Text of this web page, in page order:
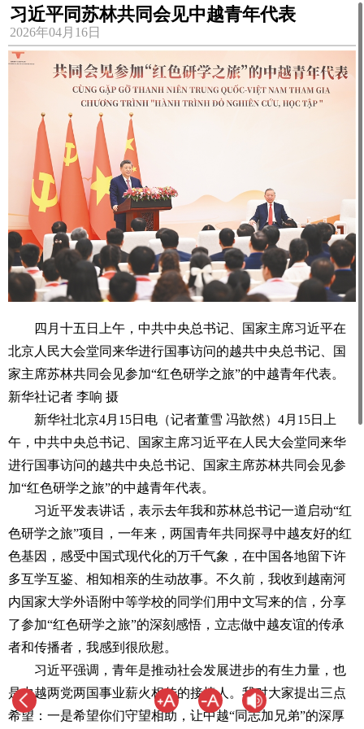
习近平同苏林共同会见中越青年代表
2026年04月16日
四月十五日上午，中共中央总书记、国家主席习近平在
北京人民大会堂同来华进行国事访问的越共中央总书记、国
家主席苏林共同会见参加“红色研学之旅”的中越青年代表。
新华社记者 李响 摄
新华社北京4月15日电（记者董雪 冯歆然）4月15日上
午，中共中央总书记、国家主席习近平在人民大会堂同来华
进行国事访问的越共中央总书记、国家主席苏林共同会见参
加“红色研学之旅”的中越青年代表。
习近平发表讲话，表示去年我和苏林总书记一道启动“红
色研学之旅”项目，一年来，两国青年共同探寻中越友好的红
色基因，感受中国式现代化的万千气象，在中国各地留下许
多互学互鉴、相知相亲的生动故事。不久前，我收到越南河
内国家大学外语附中等学校的同学们用中文写来的信，分享
了参加“红色研学之旅”的深刻感悟，立志做中越友谊的传承
者和传播者，我感到很欣慰。
习近平强调，青年是推动社会发展进步的有生力量，也
是中越两党两国事业薪火相传的接棒人。我对大家提出三点
希望：一是希望你们守望相助，让中越“同志加兄弟”的深厚